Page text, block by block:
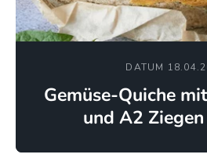
DATUM
Gemüse-Quiche
und A2